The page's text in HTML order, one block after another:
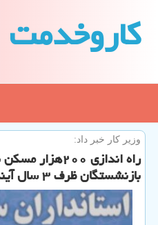
كاروخدمت
وزیر كار خبر داد:
راه اندازی
بازنشستگان ظرف ۳ سال آینده